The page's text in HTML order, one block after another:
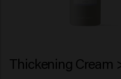
Thickening Cream